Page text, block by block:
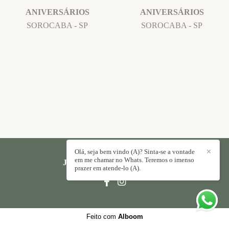
ANIVERSÁRIOS
SOROCABA - SP
ANIVERSÁRIOS
SOROCABA - SP
JORGE PAULO/CONTATO
✕
Olá, seja bem vindo (A)? Sinta-se a vontade
em me chamar no Whats. Teremos o imenso
prazer em atende-lo (A).
Feito com Alboom